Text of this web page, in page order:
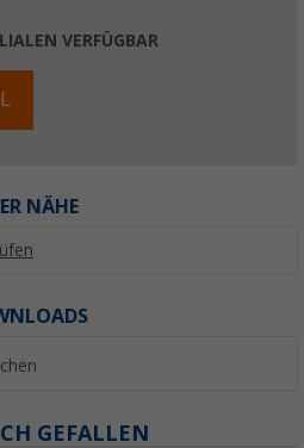
VERFÜGBAR
NÄHE
GEFALLEN